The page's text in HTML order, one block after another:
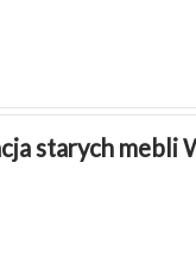
starych mebli